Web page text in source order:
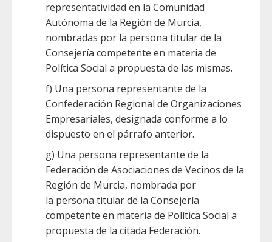
representatividad en la Comunidad
Autónoma de la Región de Murcia,
nombradas por la persona titular de la
Consejería competente en materia de
Política Social a propuesta de las mismas.
f) Una persona representante de la
Confederación Regional de Organizaciones
Empresariales, designada conforme a lo
dispuesto en el párrafo anterior.
g) Una persona representante de la
Federación de Asociaciones de Vecinos de la
Región de Murcia, nombrada por
la persona titular de la Consejería
competente en materia de Política Social a
propuesta de la citada Federación.